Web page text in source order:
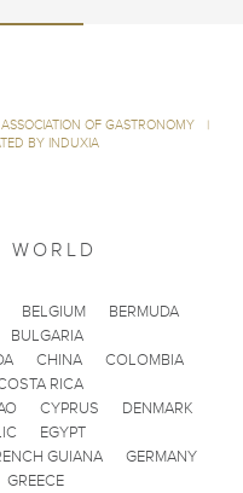
OF GASTRONOMY
|
BY INDUXIA
WORLD
BELGIUM
BERMUDA
BULGARIA
CHINA
COLOMBIA
RICA
CYPRUS
DENMARK
EGYPT
GUIANA
GERMANY
GREECE